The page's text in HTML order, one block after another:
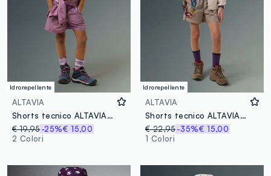
Idrorepellente
ALTAVIA
Shorts tecnico ALTAVIA WITH DEBORAH COMPAGNONI
€ 19,95-25%€ 15,00
2 Colori
Idrorepellente
ALTAVIA
Shorts tecnico ALTAVIA WITH DEBORAH COMPAGNONI
€ 22,95 -35%€ 15,00
1 Colori